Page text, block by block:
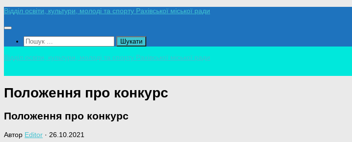
Skip
content
Відділ освіти, культури, молоді та спорту Рахівської міської ради
Пошук:
Відділ освіти, культури, молоді та спорту Рахівської міської ради
Положення про конкурс
Положення про конкурс
Автор Editor · 26.10.2021